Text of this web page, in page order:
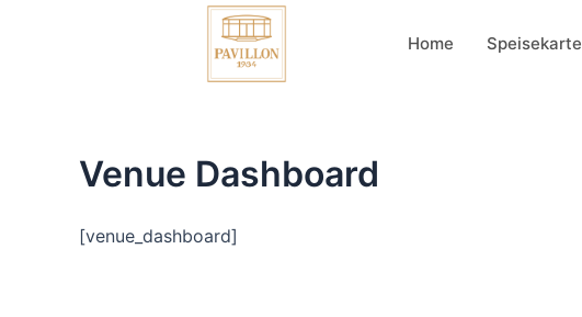
Home Speisekarte
Venue Dashboard
[venue_dashboard]